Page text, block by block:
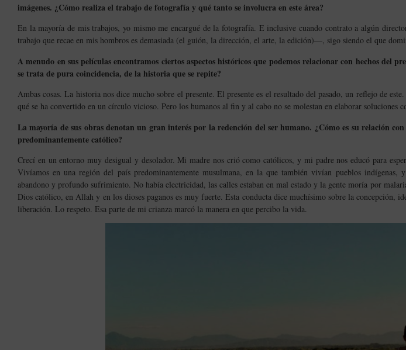
imágenes. ¿Cómo realiza el trabajo de fotografía y qué tanto se involucra en este área?
En la mayoría de mis trabajos, yo mismo me encargué de la fotografía. E inclusive cuando contrato a algún
trabajo que recae en mis hombros es demasiada (el guión, la dirección, el arte, la edición)—, sigo siendo el que
A menudo en sus películas encontramos ciertos aspectos históricos que podemos relacionar con hechos
se trata de pura coincidencia, de la historia que se repite?
Ambas cosas. La historia nos dice mucho sobre el presente. El presente es el resultado del pasado, un reflejo de
qué se ha convertido en un círculo vicioso. Pero los humanos al fin y al cabo no se molestan en elaborar soluciones
La mayoría de sus obras denotan un gran interés por la redención del ser humano. ¿Cómo es su relación
predominantemente católico?
Crecí en un entorno muy desigual y desolador. Mi madre nos crió como católicos, y mi padre nos educó para
Vivíamos en una región del país predominantemente musulmana, en la que también vivían pueblos indígenas,
abandono y profundo sufrimiento. No había electricidad, las calles estaban en mal estado y la gente moría por
Dios católico, en Allah y en los dioses paganos es muy fuerte. Esta conducta dice muchísimo sobre la concepción,
liberación. Lo respeto. Esa parte de mi crianza marcó la manera en que percibo la vida.